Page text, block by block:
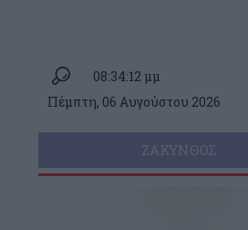
08:34:12 μμ
Πέμπτη, 06 Αυγούστου 2026
ΖΆΚΥΝΘΟΣ